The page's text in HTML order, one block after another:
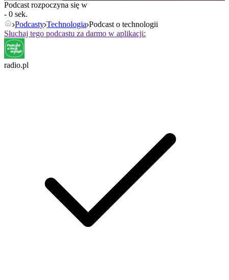
Podcast rozpoczyna się w
- 0 sek.
Podcasty Technologia Podcast o technologii
Słuchaj tego podcastu za darmo w aplikacji:
radio.pl